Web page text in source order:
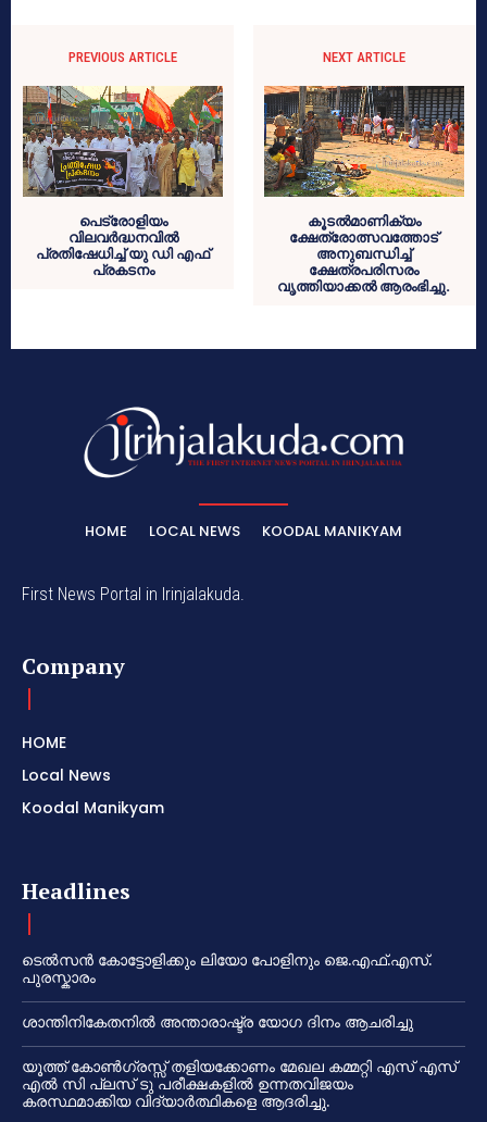
PREVIOUS ARTICLE
പെട്രോളിയം
വിലവര്‍ദ്ധനവില്‍
പ്രതിഷേധിച്ച് യു ഡി എഫ്
പ്രകടനം
NEXT ARTICLE
കൂടല്‍മാണിക്യം
ക്ഷേത്രോത്സവത്തോട്
അനുബന്ധിച്ച്
ക്ഷേത്രപരിസരം
വൃത്തിയാക്കല്‍ ആരംഭിച്ചു.
HOME LOCAL NEWS KOODAL MANIKYAM
First News Portal in Irinjalakuda.
Company
HOME
Local News
Koodal Manikyam
Headlines
ടെൽസൻ കോട്ടോളിക്കും ലിയോ പോളിനും ജെ.എഫ്.എസ്.
പുരസ്കാരം
ശാന്തിനികേതനിൽ അന്താരാഷ്ട്ര യോഗ ദിനം ആചരിച്ചു
യൂത്ത് കോൺഗ്രസ്സ് തളിയക്കോണം മേഖല കമ്മറ്റി എസ് എസ്
എൽ സി പ്ലസ് ടു പരീക്ഷകളിൽ ഉന്നതവിജയം
കരസ്ഥമാക്കിയ വിദ്യാർത്ഥികളെ ആദരിച്ചു.